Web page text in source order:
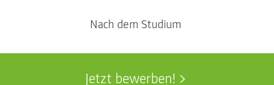
Nach dem Studium
Jetzt bewerben!